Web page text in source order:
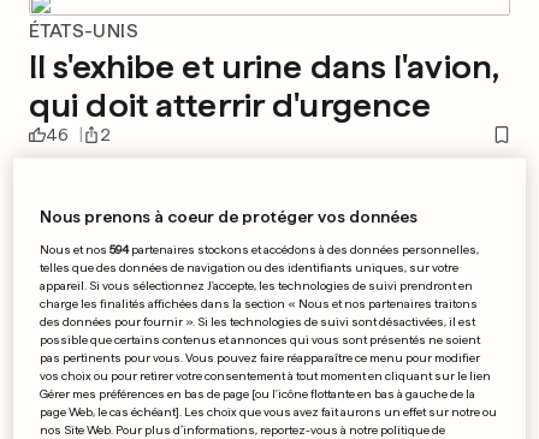
ÉTATS-UNIS
Il s'exhibe et urine dans l'avion,
qui doit atterrir d'urgence
46 2
L'Angleterre sort la Suisse
aux tirs au but et file en
demi-finale
3 5 8
WIMBLEDON
La numéro 1 mondiale prend
déjà la porte à Londres
Nous prenons à coeur de protéger vos données
Nous et nos594partenaires stockons et accédons à des données personnelles,
telles que des données de navigation ou des identifiants uniques, sur votre
appareil. Si vous sélectionnez J'accepte, les technologies de suivi prendront en
charge les finalités affichées dans la section « Nous et nos partenaires traitons
des données pour fournir ». Si les technologies de suivi sont désactivées, il est
possible que certains contenus et annonces qui vous sont présentés ne soient
pas pertinents pour vous. Vous pouvez faire réapparaître ce menu pour modifier
vos choix ou pour retirer votre consentement à tout moment en cliquant sur le lien
Gérer mes préférences en bas de page [ou l'icône flottante en bas à gauche de la
page Web, le cas échéant]. Les choix que vous avez fait aurons un effet sur notre ou
nos Site Web. Pour plus d’informations, reportez-vous à notre politique de